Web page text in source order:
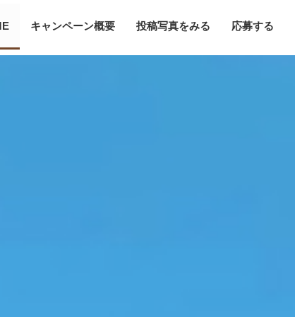
キャンペーン概要 投稿写真をみる 応募する